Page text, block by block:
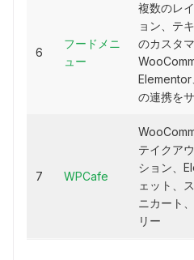
6
フードメニ
ュー
複数のレ
ョン、テ
のカスタマ
の連携を
7 WPCafe
テイクア
ション、
ェット、
ニカート
リー